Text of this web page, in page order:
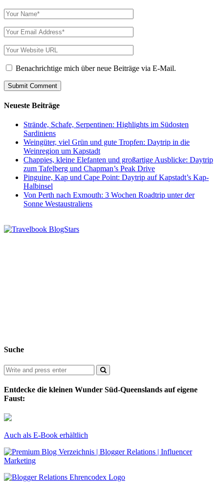
Benachrichtige mich über neue Beiträge via E-Mail.
Neueste Beiträge
Strände, Schafe, Serpentinen: Highlights im Südosten
Sardiniens
Weingüter, viel Grün und gute Tropfen: Daytrip in die
Weinregion um Kapstadt
Chappies, kleine Elefanten und großartige Ausblicke: Daytrip
zum Tafelberg und Chapman’s Peak Drive
Pinguine, Kap und Cape Point: Daytrip auf Kapstadt’s Kap-
Halbinsel
Von Perth nach Exmouth: 3 Wochen Roadtrip unter der
Sonne Westaustraliens
Suche
Entdecke die kleinen Wunder Süd-Queenslands auf eigene
Faust:
Auch als E-Book erhältlich